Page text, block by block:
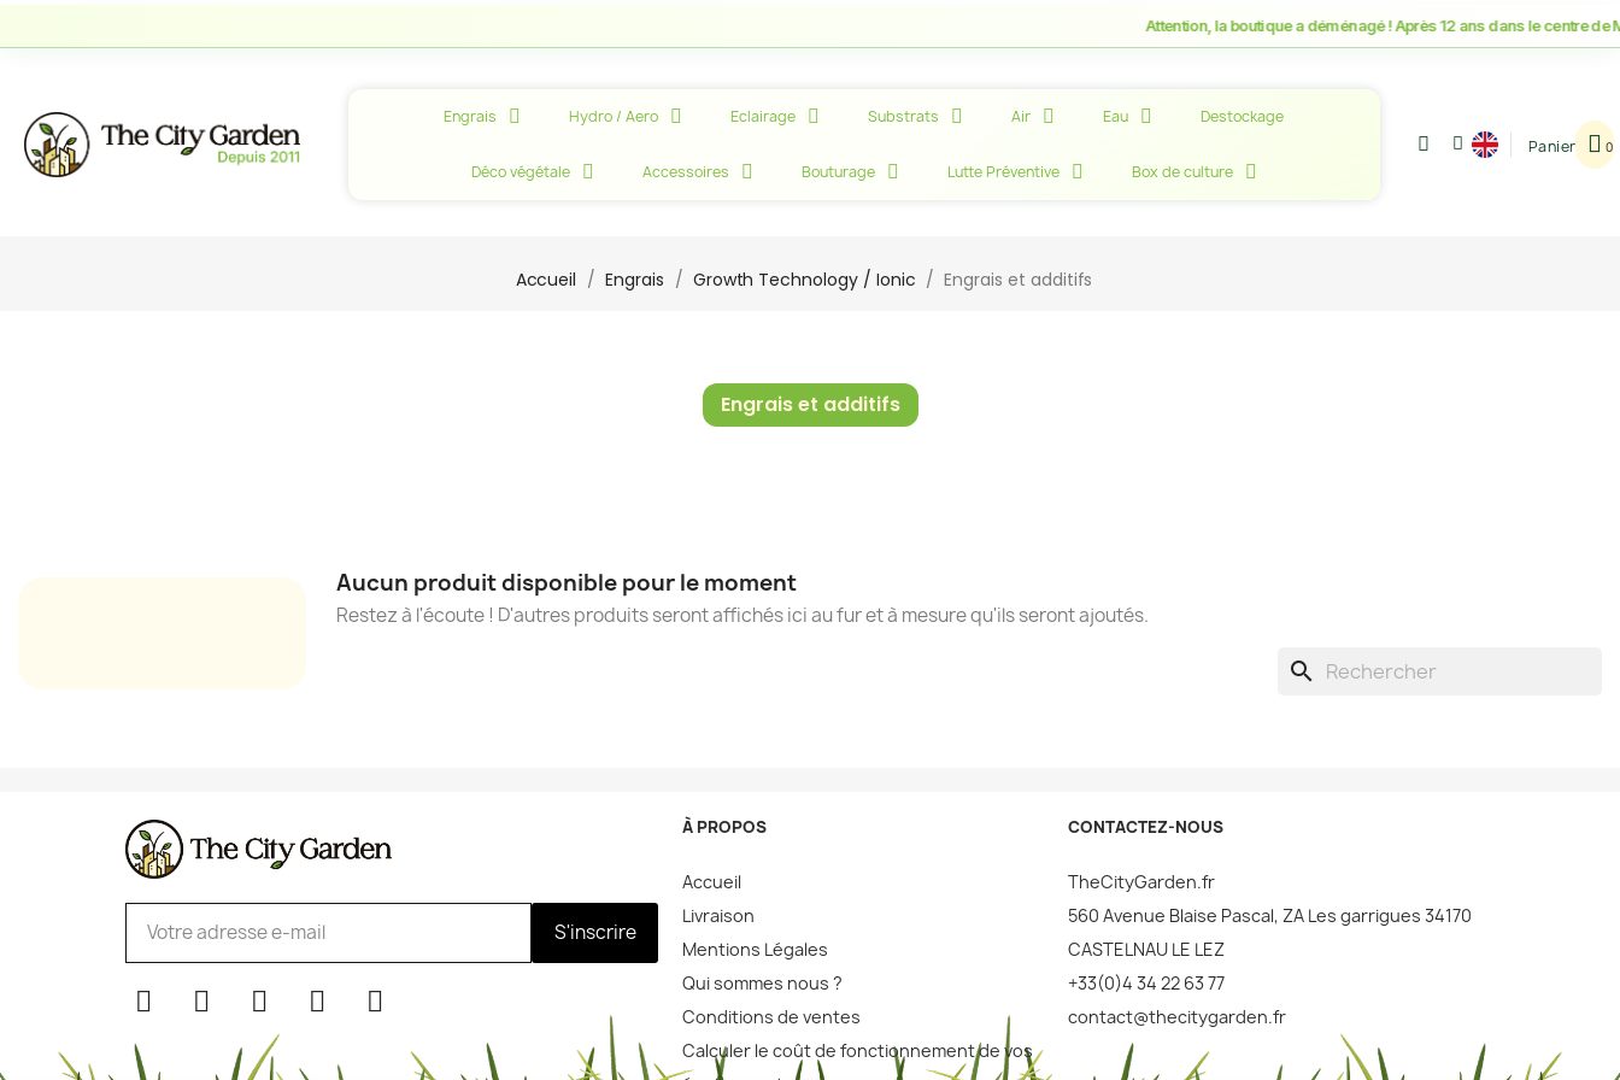
Attention, la boutique a déménagé ! Après 12 ans dans le centre de
Engrais Hydro / Aero Eclairage Substrats Air Eau Destockage
Déco végétale Accessoires Bouturage Lutte Préventive Box de culture
Panier
Accueil Engrais Growth Technology / Ionic Engrais et additifs
Engrais et additifs
Aucun produit disponible pour le moment
Restez à l'écoute ! D'autres produits seront affichés ici au fur et à mesure qu'ils seront ajoutés.
search
S'inscrire
À PROPOS
Accueil
Livraison
Mentions Légales
Qui sommes nous ?
Conditions de ventes
Calculer le coût de fonctionnement de vos
CONTACTEZ-NOUS
TheCityGarden.fr
560 Avenue Blaise Pascal, ZA Les garrigues 34170
CASTELNAU LE LEZ
+33(0)4 34 22 63 77
contact@thecitygarden.fr